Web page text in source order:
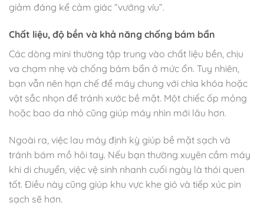
giảm đáng kể cảm giác “vướng víu”.
Chất liệu, độ bền và khả năng chống bám bẩn
Các dòng mini thường tập trung vào chất liệu bền, chịu
va chạm nhẹ và chống bám bẩn ở mức ổn. Tuy nhiên,
bạn vẫn nên hạn chế để máy chung với chìa khóa hoặc
vật sắc nhọn để tránh xước bề mặt. Một chiếc ốp mỏng
hoặc bao da nhỏ cũng giúp máy nhìn mới lâu hơn.
Ngoài ra, việc lau máy định kỳ giúp bề mặt sạch và
tránh bám mồ hôi tay. Nếu bạn thường xuyên cầm máy
khi di chuyển, việc vệ sinh nhanh cuối ngày là thói quen
tốt. Điều này cũng giúp khu vực khe gió và tiếp xúc pin
sạch sẽ hơn.